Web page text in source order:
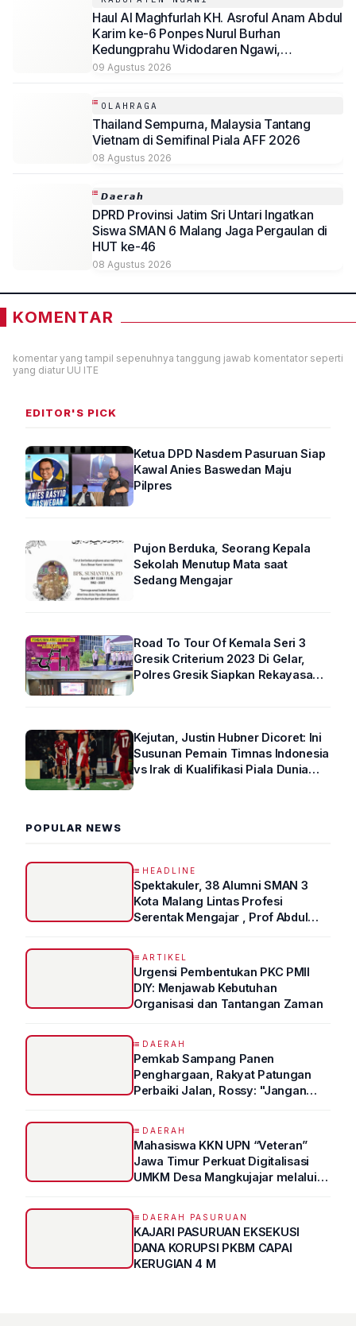
Haul Al Maghfurlah KH. Asroful Anam Abdul
Karim ke-6 Ponpes Nurul Burhan
Kedungprahu Widodaren Ngawi,
Kesempatan Lelang Wakaf Masih Berlanjut
09 Agustus 2026
OLAHRAGA
Thailand Sempurna, Malaysia Tantang
Vietnam di Semifinal Piala AFF 2026
08 Agustus 2026
𝘿𝙖𝙚𝙧𝙖𝙝
DPRD Provinsi Jatim Sri Untari Ingatkan
Siswa SMAN 6 Malang Jaga Pergaulan di
HUT ke-46
08 Agustus 2026
KOMENTAR
komentar yang tampil sepenuhnya tanggung jawab komentator seperti
yang diatur UU ITE
EDITOR'S PICK
Ketua DPD Nasdem Pasuruan Siap
Kawal Anies Baswedan Maju
Pilpres
Pujon Berduka, Seorang Kepala
Sekolah Menutup Mata saat
Sedang Mengajar
Road To Tour Of Kemala Seri 3
Gresik Criterium 2023 Di Gelar,
Polres Gresik Siapkan Rekayasa
Kejutan, Justin Hubner Dicoret: Ini
Susunan Pemain Timnas Indonesia
vs Irak di Kualifikasi Piala Dunia
POPULAR NEWS
HEADLINE
Spektakuler, 38 Alumni SMAN 3
Kota Malang Lintas Profesi
Serentak Mengajar , Prof Abdul
ARTIKEL
Urgensi Pembentukan PKC PMII
DIY: Menjawab Kebutuhan
Organisasi dan Tantangan Zaman
DAERAH
Pemkab Sampang Panen
Penghargaan, Rakyat Patungan
Perbaiki Jalan, Rossy: "Jangan
DAERAH
Mahasiswa KKN UPN “Veteran”
Jawa Timur Perkuat Digitalisasi
UMKM Desa Mangkujajar melalui
DAERAH PASURUAN
KAJARI PASURUAN EKSEKUSI
DANA KORUPSI PKBM CAPAI
KERUGIAN 4 M